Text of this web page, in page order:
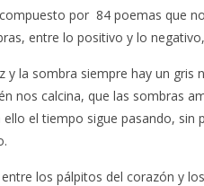
por 84 poemas que
entre lo positivo y lo
y la sombra siempre hay un gris
nos calcina, que las sombras
el tiempo sigue pasando, sin
los pálpitos del corazón y